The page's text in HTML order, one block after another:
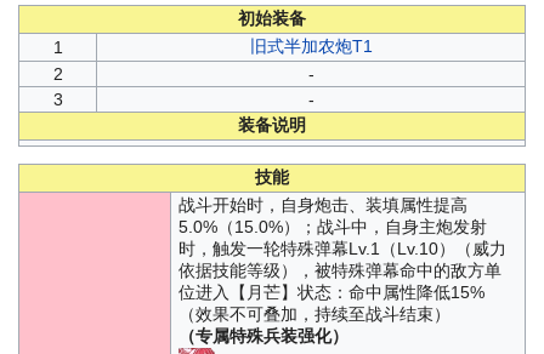
初始装备
1
旧式半加农炮T1
2
-
3
-
装备说明
技能
战斗开始时，自身炮击、装填属性提高
5.0%（15.0%）；战斗中，自身主炮发射
时，触发一轮特殊弹幕Lv.1（Lv.10）（威力
依据技能等级），被特殊弹幕命中的敌方单
位进入【月芒】状态：命中属性降低15%
（效果不可叠加，持续至战斗结束）
（专属特殊兵装强化）